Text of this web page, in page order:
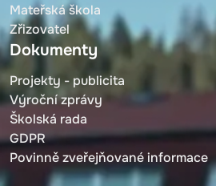
Mateřská škola
Zřizovatel
Dokumenty
Projekty - publicita
Výroční zprávy
Školská rada
GDPR
Povinně zveřejňované informace